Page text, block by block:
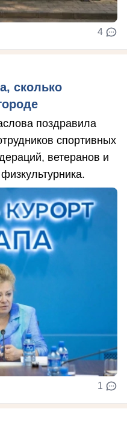
4
сколько
поздравила
спортивных
ветеранов и
1